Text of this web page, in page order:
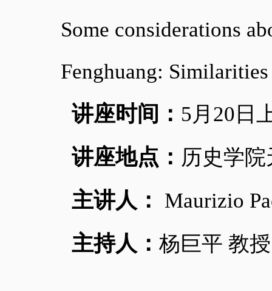
Some considerations
Fenghuang:
讲座时间： 5月 20 日
讲座地点： 历史学
主讲人： Maurizio
主持人： 杨巨平 教授